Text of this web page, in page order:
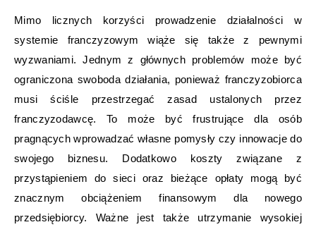
Mimo licznych korzyści prowadzenie działalności w
systemie franczyzowym wiąże się także z pewnymi
wyzwaniami. Jednym z głównych problemów może być
ograniczona swoboda działania, ponieważ franczyzobiorca
musi ściśle przestrzegać zasad ustalonych przez
franczyzodawcę. To może być frustrujące dla osób
pragnących wprowadzać własne pomysły czy innowacje do
swojego biznesu. Dodatkowo koszty związane z
przystąpieniem do sieci oraz bieżące opłaty mogą być
znacznym obciążeniem finansowym dla nowego
przedsiębiorcy. Ważne jest także utrzymanie wysokiej